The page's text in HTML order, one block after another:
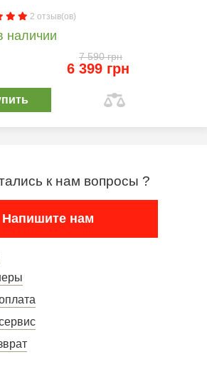
2 отзыв(ов)
наличии
7 590 грн
6 399 грн
к нам вопросы ?
Напишите нам